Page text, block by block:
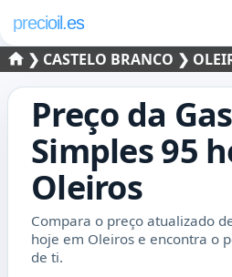
precioil.es
❯ CASTELO BRANCO ❯
Preço da
Simples 95
Oleiros
Compara o preço atualizado
hoje em Oleiros e encontra o
de ti.